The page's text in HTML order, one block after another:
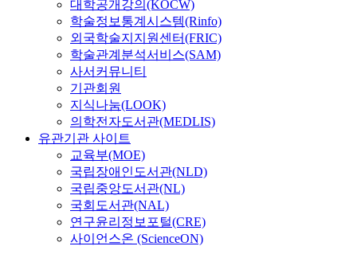
대학공개강의(KOCW)
학술정보통계시스템(Rinfo)
외국학술지지원센터(FRIC)
학술관계분석서비스(SAM)
사서커뮤니티
기관회원
지식나눔(LOOK)
의학전자도서관(MEDLIS)
유관기관 사이트
교육부(MOE)
국립장애인도서관(NLD)
국립중앙도서관(NL)
국회도서관(NAL)
연구윤리정보포털(CRE)
사이언스온 (ScienceON)